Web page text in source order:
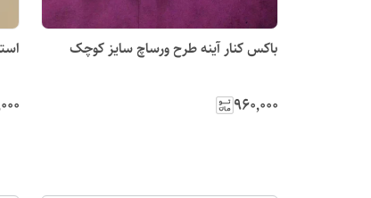
باکس کنار آینه طرح ورساچ سایز کوچک
۹۶۰٬۰۰۰